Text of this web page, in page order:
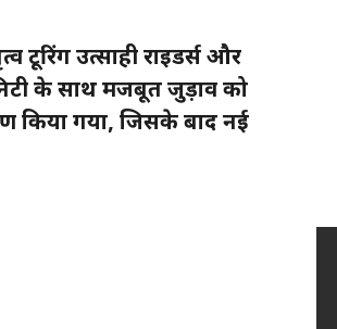
उत्साही राइडर्स और
के साथ मजबूत जुड़ाव को
किया गया, जिसके बाद नई